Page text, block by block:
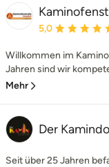
5,0
Willkommen im
Jahren sind wir
Mehr
Der
Seit über 25 Jahren